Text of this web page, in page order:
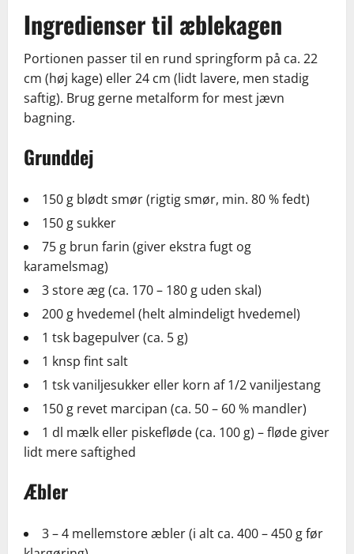
Ingredienser til æblekagen
Portionen passer til en rund springform på ca. 22
cm (høj kage) eller 24 cm (lidt lavere, men stadig
saftig). Brug gerne metalform for mest jævn
bagning.
Grunddej
150 g blødt smør (rigtig smør, min. 80 % fedt)
150 g sukker
75 g brun farin (giver ekstra fugt og
karamelsmag)
3 store æg (ca. 170 – 180 g uden skal)
200 g hvedemel (helt almindeligt hvedemel)
1 tsk bagepulver (ca. 5 g)
1 knsp fint salt
1 tsk vaniljesukker eller korn af 1/2 vaniljestang
150 g revet marcipan (ca. 50 – 60 % mandler)
1 dl mælk eller piskefløde (ca. 100 g) – fløde giver
lidt mere saftighed
Æbler
3 – 4 mellemstore æbler (i alt ca. 400 – 450 g før